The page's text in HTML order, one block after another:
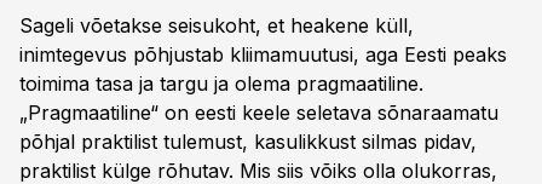
Sageli võetakse seisukoht, et heakene küll,
inimtegevus põhjustab kliimamuutusi, aga Eesti peaks
toimima tasa ja targu ja olema pragmaatiline.
„Pragmaatiline“ on eesti keele seletava sõnaraamatu
põhjal praktilist tulemust, kasulikkust silmas pidav,
praktilist külge rõhutav. Mis siis võiks olla olukorras,